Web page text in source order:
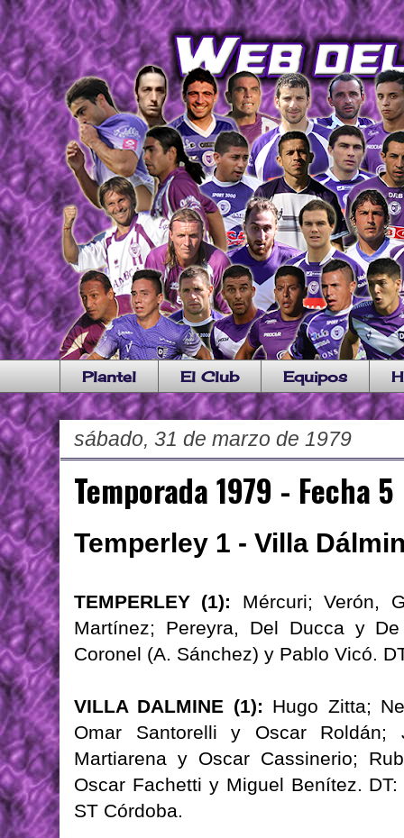
Plantel El Club Equipos
sábado, 31 de marzo de 1979
Temporada 1979 - Fecha 5
Temperley 1 - Villa
TEMPERLEY (1):
Mércuri; Verón,
Martínez; Pereyra, Del Ducca y
Coronel (A. Sánchez) y Pablo Vicó.
VILLA DALMINE (1): Hugo Zitta;
Omar Santorelli y Oscar Roldán;
Martiarena y Oscar Cassinerio;
Oscar Fachetti y Miguel Benítez.
ST Córdoba.